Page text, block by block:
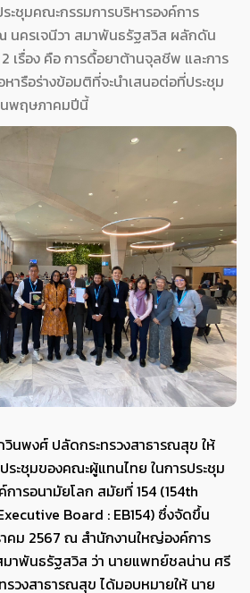
ะชุมคณะกรรมการบริหารองค์การ
นครเจนีวา สมาพันธรัฐสวิส ผลักดัน
เรื่อง คือ การดื้อยาต้านจุลชีพ และการ
ารือร่างข้อมติที่จะนำเสนอต่อที่ประชุม
นพฤษภาคมปีนี้
นพงศ์ ปลัดกระทรวงสาธารณสุข ให้
ะชุมของคณะผู้แทนไทย ในการประชุม
ารอนามัยโลก สมัยที่ 154 (154th
Board : EB154) ซึ่งจัดขึ้น
คม 2567 ณ สำนักงานใหญ่องค์การ
มาพันธรัฐสวิส ว่า นายแพทย์ชลน่าน ศรี
รวงสาธารณสุข ได้มอบหมายให้ นาย